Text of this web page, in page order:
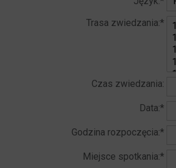
Trasa zwiedzania:*
Czas zwiedzania:
Data:*
Godzina rozpoczęcia:*
Miejsce spotkania:*